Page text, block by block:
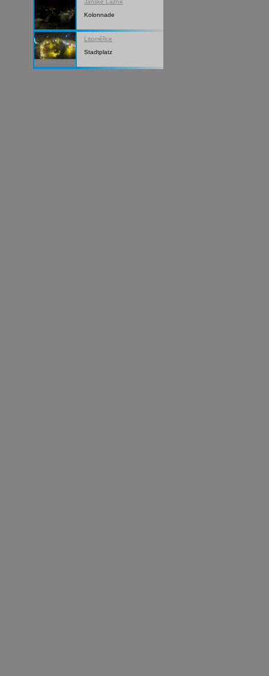
Janské Lázně
Kolonnade
Litoměřice
Stadtplatz